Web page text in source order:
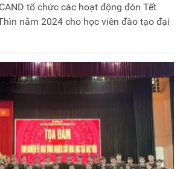
tổ chức các hoạt động đón Tết
năm 2024 cho học viên đào tạo đại